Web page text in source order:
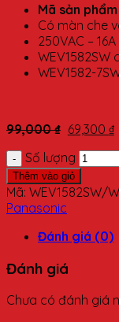
Mã sản
Có màn che
250VAC – 16A
WEV1582SW
WEV1582-
99,000₫ 69,300 ₫
Số lượng
Thêm vào giỏ
Mã: WEV1582SW/
Panasonic
Đánh giá (0)
Đánh giá
Chưa có đánh giá